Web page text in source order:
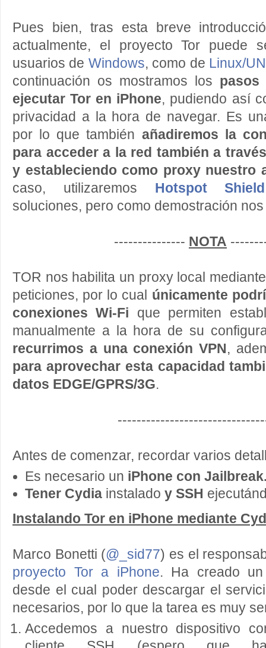
Pues bien, tras esta breve
actualmente, el proyecto Tor puede
usuarios de Windows, como de Linux/
continuación os mostramos los pasos
ejecutar Tor en iPhone, pudiendo así
privacidad a la hora de navegar. Es
por lo que también añadiremos la
para acceder a la red también a
y estableciendo como proxy nuestro
caso, utilizaremos Hotspot Shield
soluciones, pero como demostración
--------------- NOTA
TOR nos habilita un proxy local
peticiones, por lo cual únicamente
conexiones Wi-Fi que permiten
manualmente a la hora de su
recurrimos a una conexión VPN,
para aprovechar esta capacidad
datos EDGE/GPRS/3G.
Antes de comenzar, recordar varios
Es necesario un iPhone con
Tener Cydia instalado y SSH
Instalando Tor en iPhone mediante
Marco Bonetti (@_sid77) es el
proyecto Tor a iPhone. Ha creado
desde el cual poder descargar el
necesarios, por lo que la tarea es muy
Accedemos a nuestro dispositivo